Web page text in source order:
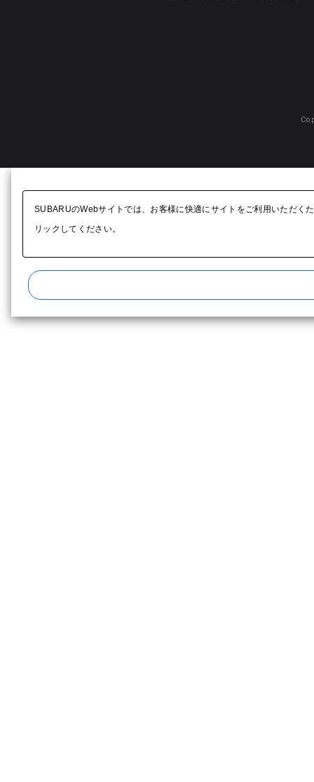
SUBARUのWebサイトでは、お客様に快適にサイトをご利用いただく
リックしてください。​